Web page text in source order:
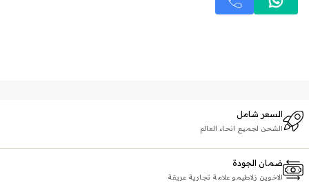
السعر شامل
الشحن لجميع انحاء العالم
ضمان الجودة
الاخوين زلاطيمو علامة تجارية عريقة